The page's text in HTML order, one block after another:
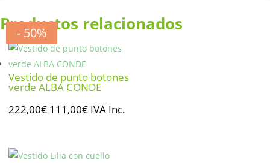
Productos relacionados
- 50%
Vestido de punto botones
verde ALBA CONDE
222,00€ El
era:
111,00€El
es:
IVA Inc.
- 50%
- 50%
- 50%